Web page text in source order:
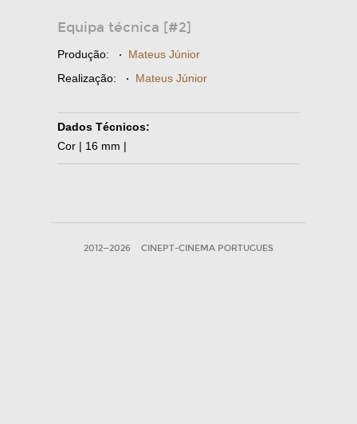
Equipa técnica [#2]
Produção: · Mateus Júnior
Realização: · Mateus Júnior
Dados Técnicos:
Cor | 16 mm |
2012—2026 CINEPT-CINEMA PORTUGUES